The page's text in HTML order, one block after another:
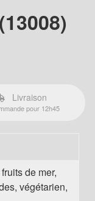
Livraison
pour 12h45
de mer,
végétarien,